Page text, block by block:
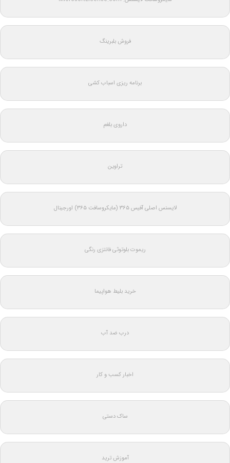
فروش بلبرینگ
برنامه ریزی اسباب کشی
داروی بلغم
تراوین
لایسنس اصلی آفیس ۳۶۵ (مایکروسافت ۳۶۵) اورجینال
ریموت بلوتوثی فانتزی رنگی
خرید بلیط هواپیما
درب ضد آب
اخبار کسب و کار
ساک دستی
آموزش ترید